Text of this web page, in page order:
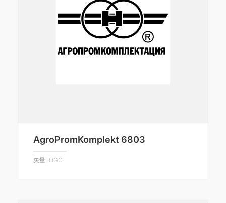
AgroPromKomplekt 6803
矢量LOGO